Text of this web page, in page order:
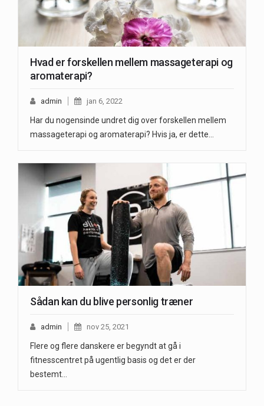
Hvad er forskellen mellem massageterapi og
aromaterapi?
admin jan 6, 2022
Har du nogensinde undret dig over forskellen mellem
massageterapi og aromaterapi? Hvis ja, er dette…
Sådan kan du blive personlig træner
admin nov 25, 2021
Flere og flere danskere er begyndt at gå i
fitnesscentret på ugentlig basis og det er der
bestemt…